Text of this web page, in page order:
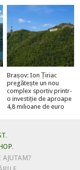
Brașov: Ion Țiriac
pregătește un nou
complex sportiv printr-
o investiție de aproape
4,8 milioane de euro
.
.
AJUTAM?